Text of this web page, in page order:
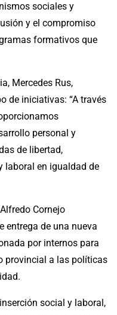
sociales y
y el compromiso
formativos que
Mercedes Rus,
de iniciativas: “A través
personal y
de libertad,
laboral en igualdad de
Cornejo
entrega de una nueva
por internos para
provincial a las políticas
social y laboral,